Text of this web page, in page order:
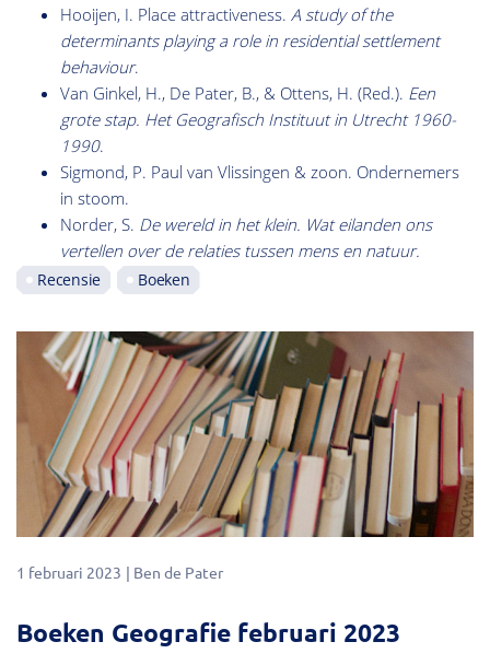
Hooijen, I. Place attractiveness. A study of the
determinants playing a role in residential settlement
behaviour.
Van Ginkel, H., De Pater, B., & Ottens, H. (Red.). Een
grote stap. Het Geografisch Instituut in Utrecht 1960-
1990.
Sigmond, P. Paul van Vlissingen & zoon. Ondernemers
in stoom.
Norder, S. De wereld in het klein. Wat eilanden ons
vertellen over de relaties tussen mens en natuur.
Recensie Boeken
1 februari 2023 Ben de Pater
Boeken Geografie februari 2023